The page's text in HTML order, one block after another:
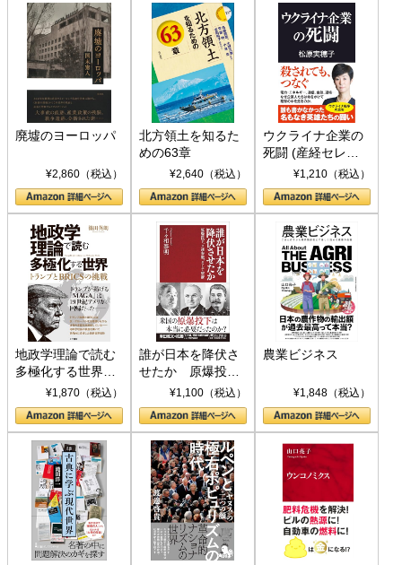
廃墟のヨーロッパ
¥2,860（税込）
北方領土を知るた
めの63章
¥2,640（税込）
ウクライナ企業の
死闘 (産経セレク
ト S 039)¥1,210（税込）
地政学理論で読む
多極化する世界：
トランプとBRICS
の挑戦
¥1,870（税込）
誰が日本を降伏さ
せたか 原爆投
下、ソ連参戦、そ
して聖断 (PHP新
書)
¥1,100（税込）
農業ビジネス
¥1,848（税込）